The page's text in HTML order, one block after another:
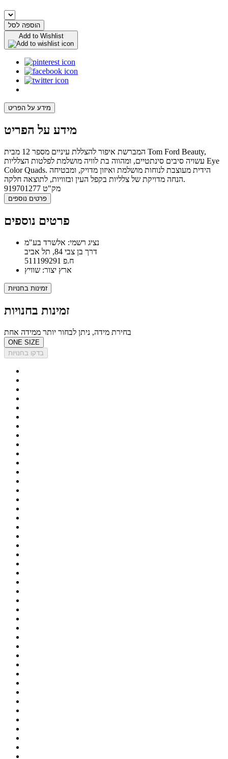
הוספה לסל
Add to Wishlist
מידע על הפריט
מידע על הפריט
המברשת איפור להצללת עיניים מספר 12 מבית Tom Ford Beauty,
עשויה סיבים סינתטיים, ומהווה בת לוויה מושלמת לפלטות הצלליות Eye
Color Quads. הידית מעוצבת לנוחות מושלמת ואיזון מדויק, ומבטיחה
הנחה מדויקת של צלליות בקפל העין ובזוויות, לתוצאה חלקה.
מק"ט 919701277
פרטים נוספים
פרטים נוספים
נציג רשמי: אלשרד בע"מ
דרך בן צבי 84, תל אביב
ח.פ 511199291
ארץ יצור: שוויץ
זמינות בחנויות
זמינות בחנויות
בחירת מידה, ניתן לבחור יותר ממידה אחת
ONE SIZE
בדקו בחנויות